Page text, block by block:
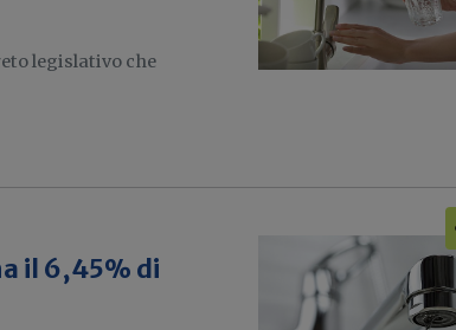
legislativo che
il 6,45% di